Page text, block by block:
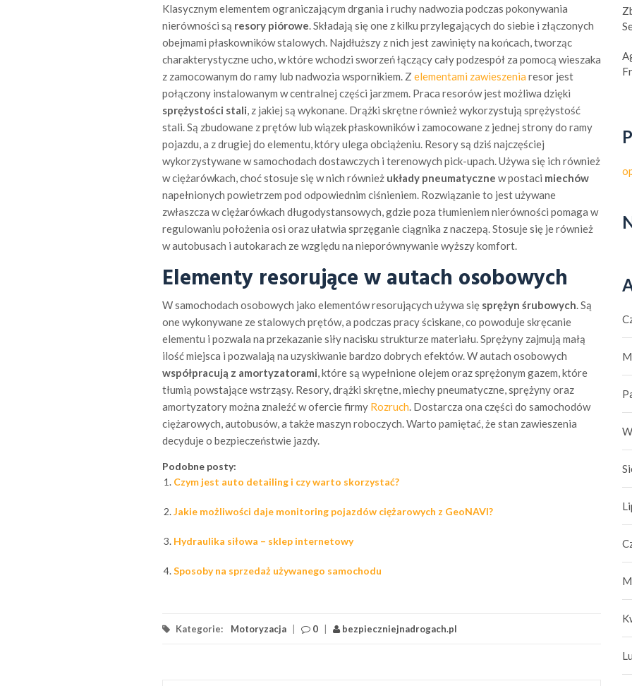
Klasycznym elementem ograniczającym drgania i ruchy nadwozia podczas pokonywania
nierówności są resory piórowe. Składają się one z kilku przylegających do siebie i złączonych
obejmami płaskowników stalowych. Najdłuższy z nich jest zawinięty na końcach, tworząc
charakterystyczne ucho, w które wchodzi sworzeń łączący cały podzespół za pomocą wieszaka
z zamocowanym do ramy lub nadwozia wspornikiem. Z elementami zawieszenia resor jest
połączony instalowanym w centralnej części jarzmem. Praca resorów jest możliwa dzięki
sprężystości stali, z jakiej są wykonane. Drążki skrętne również wykorzystują sprężystość
stali. Są zbudowane z prętów lub wiązek płaskowników i zamocowane z jednej strony do ramy
pojazdu, a z drugiej do elementu, który ulega obciążeniu. Resory są dziś najczęściej
wykorzystywane w samochodach dostawczych i terenowych pick-upach. Używa się ich również
w ciężarówkach, choć stosuje się w nich również układy pneumatyczne w postaci miechów
napełnionych powietrzem pod odpowiednim ciśnieniem. Rozwiązanie to jest używane
zwłaszcza w ciężarówkach długodystansowych, gdzie poza tłumieniem nierówności pomaga w
regulowaniu położenia osi oraz ułatwia sprzęganie ciągnika z naczepą. Stosuje się je również
w autobusach i autokarach ze względu na nieporównywanie wyższy komfort.
Elementy resorujące w autach osobowych
W samochodach osobowych jako elementów resorujących używa się sprężyn śrubowych. Są
one wykonywane ze stalowych prętów, a podczas pracy ściskane, co powoduje skręcanie
elementu i pozwala na przekazanie siły nacisku strukturze materiału. Sprężyny zajmują małą
ilość miejsca i pozwalają na uzyskiwanie bardzo dobrych efektów. W autach osobowych
współpracują z amortyzatorami, które są wypełnione olejem oraz sprężonym gazem, które
tłumią powstające wstrząsy. Resory, drążki skrętne, miechy pneumatyczne, sprężyny oraz
amortyzatory można znaleźć w ofercie firmy Rozruch. Dostarcza ona części do samochodów
ciężarowych, autobusów, a także maszyn roboczych. Warto pamiętać, że stan zawieszenia
decyduje o bezpieczeństwie jazdy.
Podobne posty:
Czym jest auto detailing i czy warto skorzystać?
Jakie możliwości daje monitoring pojazdów ciężarowych z GeoNAVI?
Hydraulika siłowa – sklep internetowy
Sposoby na sprzedaż używanego samochodu
Kategorie: Motoryzacja 0 bezpieczniejnadrogach.pl